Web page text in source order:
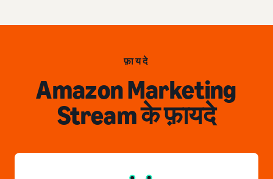
फ़ायदे
Amazon Marketing
Stream के फ़ायदे